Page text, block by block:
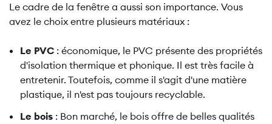
Le cadre de la fenêtre a aussi son importance. Vous
avez le choix entre plusieurs matériaux :
Le PVC : économique, le PVC présente des propriétés
d'isolation thermique et phonique. Il est très facile à
entretenir. Toutefois, comme il s'agit d'une matière
plastique, il n'est pas toujours recyclable.
Le bois : Bon marché, le bois offre de belles qualités